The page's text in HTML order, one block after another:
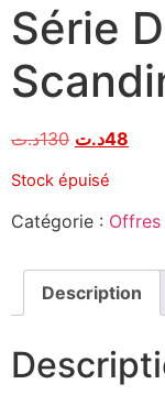
Série
130د.ت 48د.ت
Stock épuisé
Catégorie :
Description